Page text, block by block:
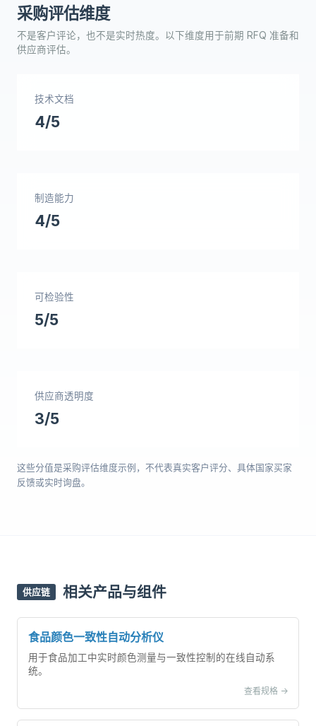
采购评估维度
不是客户评论，也不是实时热度。以下维度用于前期 RFQ 准备和
供应商评估。
技术文档
4/5
制造能力
4/5
可检验性
5/5
供应商透明度
3/5
这些分值是采购评估维度示例，不代表真实客户评分、具体国家买家
反馈或实时询盘。
供应链 相关产品与组件
食品颜色一致性自动分析仪
用于食品加工中实时颜色测量与一致性控制的在线自动系
统。
查看规格 ->